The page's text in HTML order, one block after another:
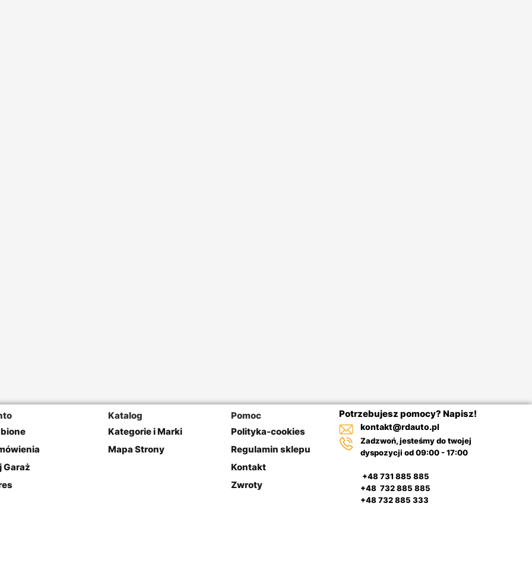
Garaż
Katalog
Kategorie i Marki
Mapa Strony
Pomoc
Polityka-cookies
Regulamin sklepu
Kontakt
Zwroty
Potrzebujesz pomocy? Napisz!
kontakt@rdauto.pl
Zadzwoń, jesteśmy do twojej
dyspozycji od 09:00 - 17:00
+48 731 885 885
+48 732 885 885
+48 732 885 333